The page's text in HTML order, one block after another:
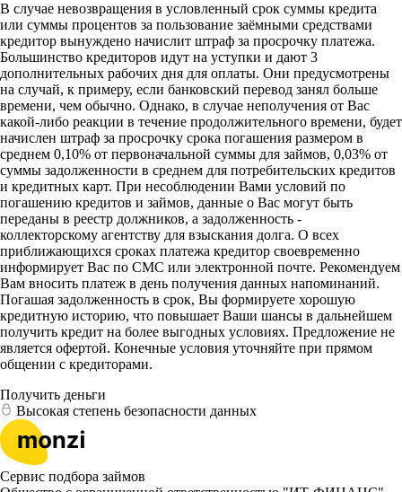
В случае невозвращения в условленный срок суммы кредита
или суммы процентов за пользование заёмными средствами
кредитор вынуждено начислит штраф за просрочку платежа.
Большинство кредиторов идут на уступки и дают 3
дополнительных рабочих дня для оплаты. Они предусмотрены
на случай, к примеру, если банковский перевод занял больше
времени, чем обычно. Однако, в случае неполучения от Вас
какой-либо реакции в течение продолжительного времени, будет
начислен штраф за просрочку срока погашения размером в
среднем 0,10% от первоначальной суммы для займов, 0,03% от
суммы задолженности в среднем для потребительских кредитов
и кредитных карт. При несоблюдении Вами условий по
погашению кредитов и займов, данные о Вас могут быть
переданы в реестр должников, а задолженность -
коллекторскому агентству для взыскания долга. О всех
приближающихся сроках платежа кредитор своевременно
информирует Вас по СМС или электронной почте. Рекомендуем
Вам вносить платеж в день получения данных напоминаний.
Погашая задолженность в срок, Вы формируете хорошую
кредитную историю, что повышает Ваши шансы в дальнейшем
получить кредит на более выгодных условиях. Предложение не
является офертой. Конечные условия уточняйте при прямом
общении с кредиторами.
Получить деньги
Высокая степень безопасности данных
Сервис подбора займов